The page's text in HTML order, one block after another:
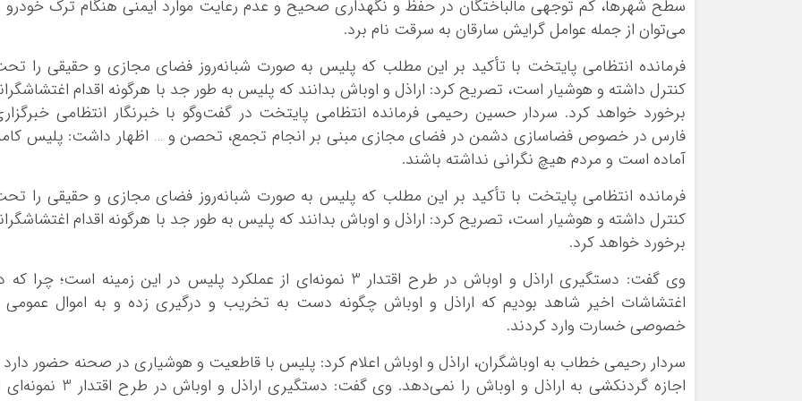
سطح شهرها، کم توجهی مالباختگان در حفظ و نگهداری صحیح و عدم رعایت موارد ایمنی هنگام ترک خودرو
می‌توان از جمله عوامل گرایش سارقان به سرقت نام برد.
فرمانده انتظامی پایتخت با تأکید بر این مطلب که پلیس به صورت شبانه‌روز فضای مجازی و حقیقی را
کنترل داشته و هوشیار است، تصریح کرد: اراذل و اوباش بدانند که پلیس به طور جد با هرگونه اقدام
برخورد خواهد کرد. سردار حسین رحیمی فرمانده انتظامی پایتخت در گفت‌وگو با خبرنگار انتظامی
فارس در خصوص فضاسازی‌ دشمن در فضای مجازی مبنی بر انجام تجمع، تحصن و … اظهار داشت: پلیس
آماده است و مردم هیچ نگرانی نداشته باشند.
فرمانده انتظامی پایتخت با تأکید بر این مطلب که پلیس به صورت شبانه‌روز فضای مجازی و حقیقی را
کنترل داشته و هوشیار است، تصریح کرد: اراذل و اوباش بدانند که پلیس به طور جد با هرگونه اقدام
برخورد خواهد کرد.
وی گفت:‌ دستگیری اراذل و اوباش در طرح اقتدار 3 نمونه‌ای از عملکرد پلیس در این زمینه است؛ چرا
اغتشاشات اخیر شاهد بودیم که اراذل و اوباش چگونه دست به تخریب و درگیری زده و به اموال عمومی
خصوصی خسارت وارد کردند.
سردار رحیمی خطاب به اوباشگران، اراذل و اوباش اعلام کرد: پلیس با قاطعیت و هوشیاری در صحنه حضور دارد
اجازه گردنکشی به اراذل و اوباش را نمی‌دهد. وی گفت:‌ دستگیری اراذل و اوباش در طرح